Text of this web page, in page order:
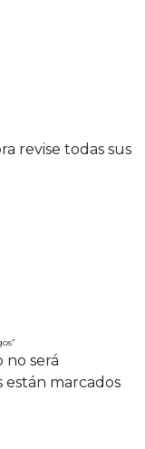
revise todas sus
será
están marcados